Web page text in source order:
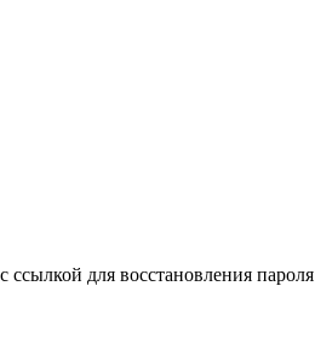
для восстановления пароля